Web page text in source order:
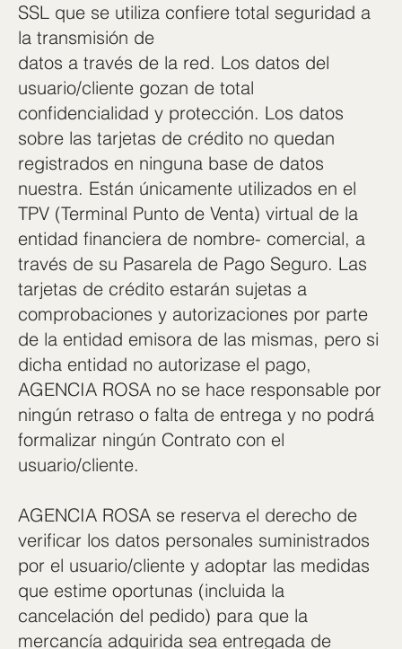
SSL que se utiliza confiere total seguridad a
la transmisión de
datos a través de la red. Los datos del
usuario/cliente gozan de total
confidencialidad y protección. Los datos
sobre las tarjetas de crédito no quedan
registrados en ninguna base de datos
nuestra. Están únicamente utilizados en el
TPV (Terminal Punto de Venta) virtual de la
entidad financiera de nombre- comercial, a
través de su Pasarela de Pago Seguro. Las
tarjetas de crédito estarán sujetas a
comprobaciones y autorizaciones por parte
de la entidad emisora de las mismas, pero si
dicha entidad no autorizase el pago,
AGENCIA ROSA no se hace responsable por
ningún retraso o falta de entrega y no podrá
formalizar ningún Contrato con el
usuario/cliente.
AGENCIA ROSA se reserva el derecho de
verificar los datos personales suministrados
por el usuario/cliente y adoptar las medidas
que estime oportunas (incluida la
cancelación del pedido) para que la
mercancía adquirida sea entregada de